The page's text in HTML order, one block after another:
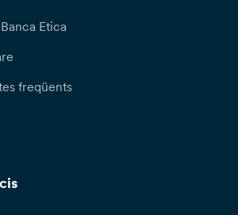
Etica
freqüents